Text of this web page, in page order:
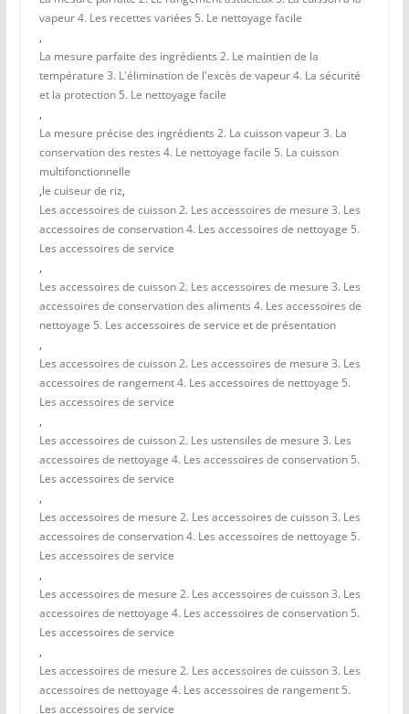
vapeur 4. Les recettes variées 5. Le nettoyage facile
,
La mesure parfaite des ingrédients 2. Le maintien de la
température 3. L'élimination de l'excès de vapeur 4. La sécurité
et la protection 5. Le nettoyage facile
,
La mesure précise des ingrédients 2. La cuisson vapeur 3. La
conservation des restes 4. Le nettoyage facile 5. La cuisson
multifonctionnelle
,le cuiseur de riz,
Les accessoires de cuisson 2. Les accessoires de mesure 3. Les
accessoires de conservation 4. Les accessoires de nettoyage 5.
Les accessoires de service
,
Les accessoires de cuisson 2. Les accessoires de mesure 3. Les
accessoires de conservation des aliments 4. Les accessoires de
nettoyage 5. Les accessoires de service et de présentation
,
Les accessoires de cuisson 2. Les accessoires de mesure 3. Les
accessoires de rangement 4. Les accessoires de nettoyage 5.
Les accessoires de service
,
Les accessoires de cuisson 2. Les ustensiles de mesure 3. Les
accessoires de nettoyage 4. Les accessoires de conservation 5.
Les accessoires de service
,
Les accessoires de mesure 2. Les accessoires de cuisson 3. Les
accessoires de conservation 4. Les accessoires de nettoyage 5.
Les accessoires de service
,
Les accessoires de mesure 2. Les accessoires de cuisson 3. Les
accessoires de nettoyage 4. Les accessoires de conservation 5.
Les accessoires de service
,
Les accessoires de mesure 2. Les accessoires de cuisson 3. Les
accessoires de nettoyage 4. Les accessoires de rangement 5.
Les accessoires de service